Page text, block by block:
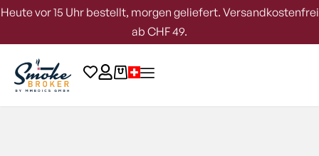
Heute vor 15 Uhr bestellt, morgen geliefert. Versandkostenfrei
ab CHF 49.